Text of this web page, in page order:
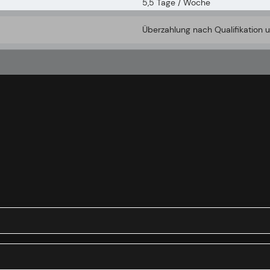
5,5 Tage / Woche
Überzahlung nach Qualifikation